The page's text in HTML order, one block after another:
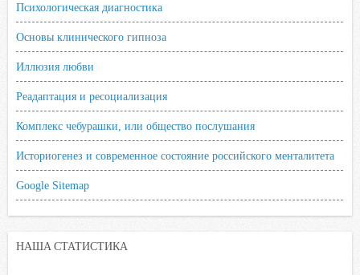
Психологическая диагностика
Основы клинического гипноза
Иллюзия любви
Реадаптация и ресоциализация
Комплекс чебурашки, или общество послушания
Историогенез и современное состояние российского менталитета
Google Sitemap
НАША СТАТИСТИКА